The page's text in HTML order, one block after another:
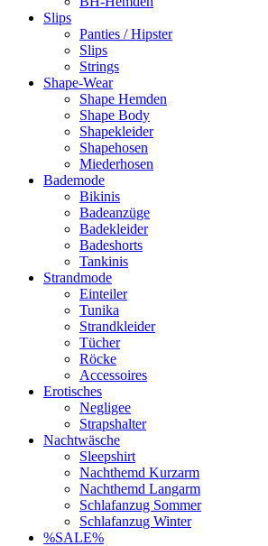
Slips
Panties / Hipster
Slips
Strings
Shape-Wear
Shape Hemden
Shape Body
Shapekleider
Shapehosen
Miederhosen
Bademode
Bikinis
Badeanzüge
Badekleider
Badeshorts
Tankinis
Strandmode
Einteiler
Tunika
Strandkleider
Tücher
Röcke
Accessoires
Erotisches
Negligee
Strapshalter
Nachtwäsche
Sleepshirt
Nachthemd Kurzarm
Nachthemd Langarm
Schlafanzug Sommer
Schlafanzug Winter
%SALE%